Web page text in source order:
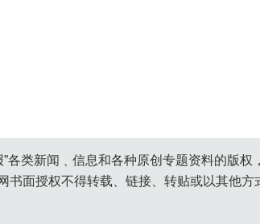
各类新闻﹑信息和各种原创专题资料的版
面授权不得转载、链接、转贴或以其他方